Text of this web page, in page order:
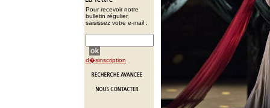
Pour recevoir notre
bulletin régulier,
saisissez votre e-mail :
d�sinscription